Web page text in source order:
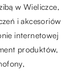
w Wieliczce,
i akcesoriów
internetowej
produktów,